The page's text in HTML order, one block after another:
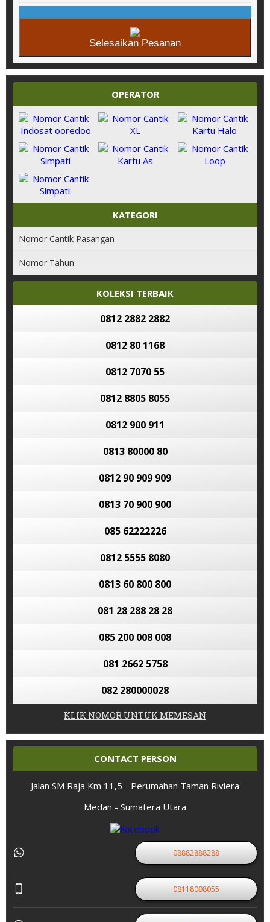
OPERATOR
KATEGORI
Nomor Cantik Pasangan
Nomor Tahun
KOLEKSI TERBAIK
0812 2882 2882
0812 80 1168
0812 7070 55
0812 8805 8055
0812 900 911
0813 80000 80
0812 90 909 909
0813 70 900 900
085 62222226
0812 5555 8080
0813 60 800 800
081 28 288 28 28
085 200 008 008
081 2662 5758
082 280000028
KLIK NOMOR UNTUK MEMESAN
Selesaikan Pesanan
CONTACT PERSON
Jalan SM Raja Km 11,5 - Perumahan Taman Riviera
Medan - Sumatera Utara
08882888288
08118008055